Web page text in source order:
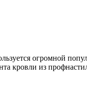
огромной
кровли из